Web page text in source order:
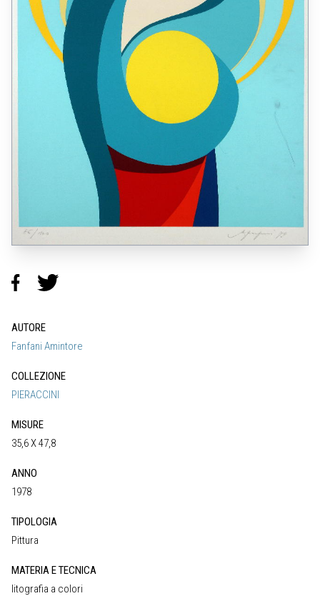
AUTORE
Fanfani Amintore
COLLEZIONE
PIERACCINI
MISURE
35,6 X 47,8
ANNO
1978
TIPOLOGIA
Pittura
MATERIA E TECNICA
litografia a colori